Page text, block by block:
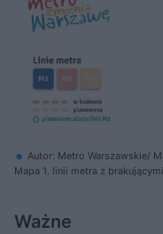
Autor: Metro Warszawskie/
Mapa 1. linii metra z
Ważne